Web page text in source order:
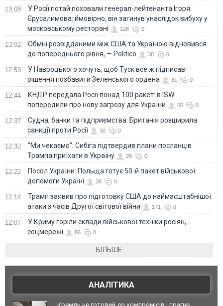
13:08
У Росії потай поховали генерал-лейтенанта Ігоря
Єрусалимова: ймовірно, він загинув унаслідок вибуху у
московському ресторані
128 0
13:02
Обмін розвідданими між США та Україною відновився
до попереднього рівня, — Politico
38 0
12:53
У Навроцького хочуть, щоб Туск все ж підписав
рішення позбавити Зеленського ордена
81 0
12:44
КНДР передала Росії понад 100 ракет: в ISW
попередили про нову загрозу для України
60 0
12:37
Судна, банки та підприємства: Британія розширила
санкції проти Росії
30 0
12:32
"Ми чекаємо": Сибіга підтвердив плани посланців
Трампа приїхати в Україну
28 0
12:22
Посол України: Польща готує 50-й пакет військової
допомоги Україні
38 0
12:14
Трамп заявив про підготовку США до наймасштабнішої
атаки з часів Другої світової війни
171 0
12:07
У Криму горіли склади військової техніки росіян, -
соцмережі
86 0
БІЛЬШЕ
АНАЛІТИКА